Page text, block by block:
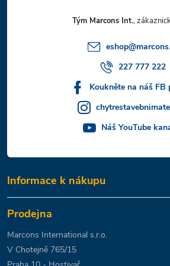
Tým Marcons Int.
eshop@
227 777 222
Koukněte na náš FB
Náš YouTube
Informace k nákupu
Prodejna
Marcons International s.r.o.
V Chotejně 765/15